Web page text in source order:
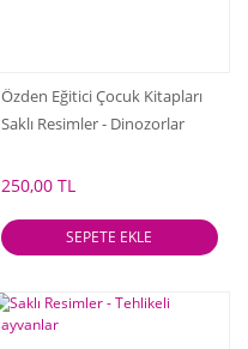
Özden Eğitici Çocuk Kitapları
Saklı Resimler - Dinozorlar
250,00 TL
SEPETE EKLE